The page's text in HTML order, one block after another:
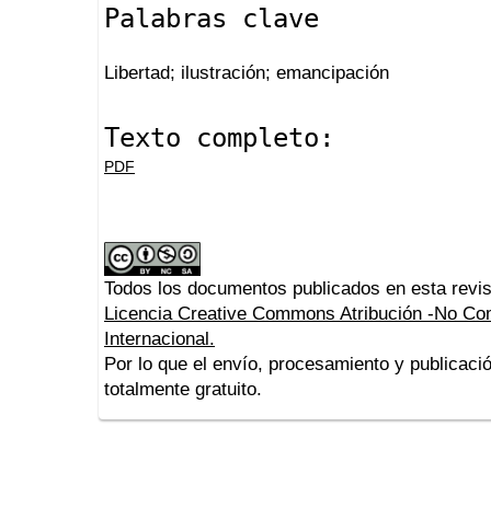
Palabras clave
Libertad; ilustración; emancipación
Texto completo:
PDF
Todos los documentos publicados en esta
Licencia Creative Commons Atribución -No
Internacional.
Por lo que el envío, procesamiento y
totalmente gratuito.